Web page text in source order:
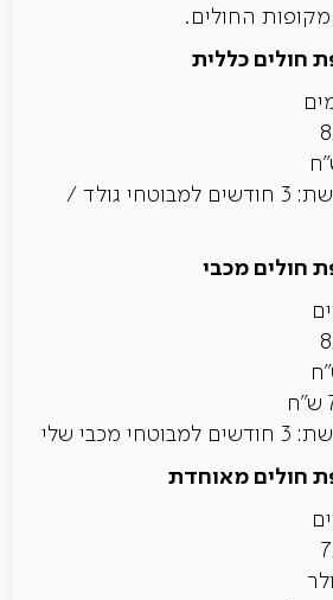
החולים.
חולים כללית
תקופת אכשרה נדרשת: 3 חודשים למבוטחי גולד /
חולים מכבי
שלי
חולים מאוחדת